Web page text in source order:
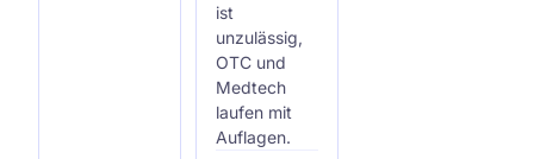
ist
unzulässig,
OTC und
Medtech
laufen mit
Auflagen.